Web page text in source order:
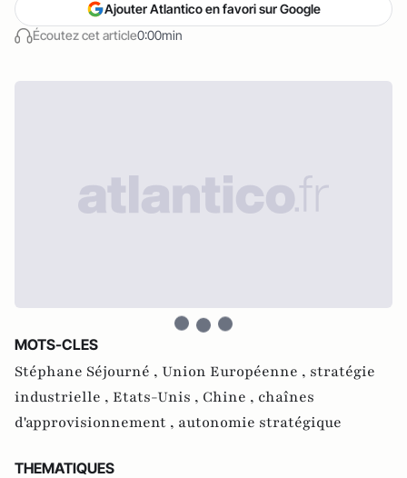
Écoutez cet article0:00min
Ajouter Atlantico en favori sur Google
MOTS-CLES
Stéphane Séjourné , Union Européenne , stratégie
industrielle , Etats-Unis , Chine , chaînes
d'approvisionnement , autonomie stratégique
THEMATIQUES